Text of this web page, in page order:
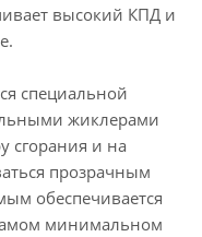
высокий КПД и
специальной
жиклерами
сгорания и на
прозрачным
обеспечивается
минимальном